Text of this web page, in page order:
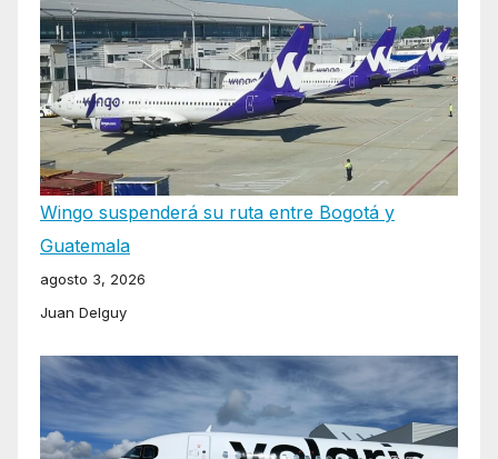
Wingo suspenderá su ruta entre Bogotá y
Guatemala
agosto 3, 2026
Juan Delguy